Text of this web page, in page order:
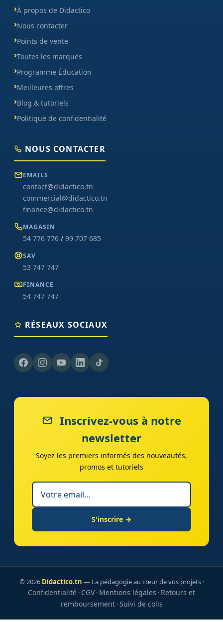
À propos de Didactico
Nous contacter
Points de vente
Toutes les marques
Programme Éducation
Meilleures offres
Blog & tutoriels
Politique de confidentialité
NOUS CONTACTER
EMAILS
contact@didactico.tn
commercial@didactico.tn
finance@didactico.tn
MAGASIN
54 776 776 / 99 707 685
SAV
53 747 747
FINANCE
54 747 747
RÉSEAUX SOCIAUX
Inscrivez-vous à notre
newsletter
Soyez les premiers informés des nouveautés,
promos et tutoriels
S'inscrire →
© 2026 Didactico.tn — La pédagogie au cœur de vos projets ·
Confidentialité · CGV· Mentions légales · Retours et
remboursement·Suivi de colis